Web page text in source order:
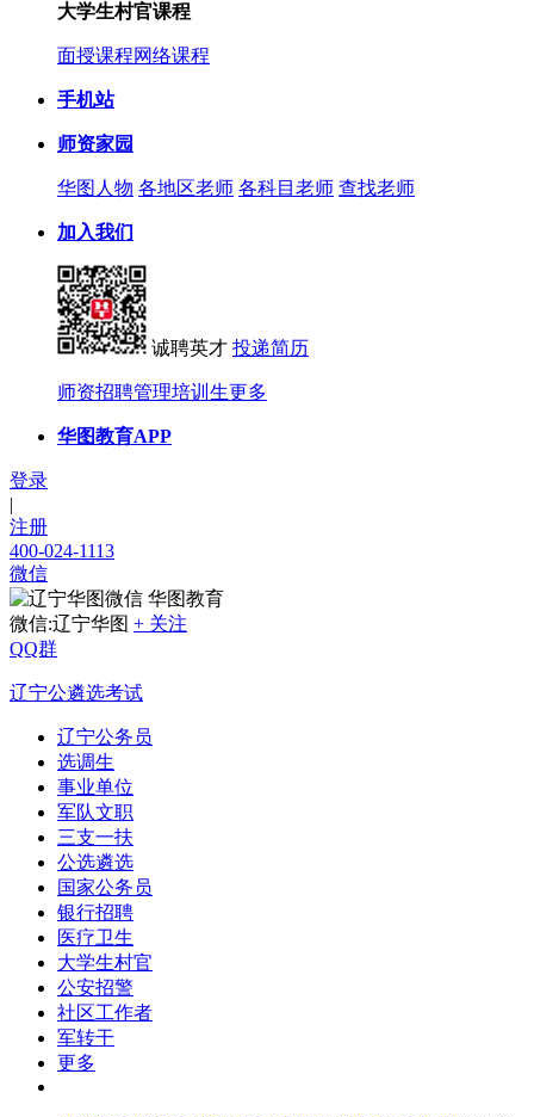
大学生村官课程
面授课程网络课程
手机站
师资家园
华图人物 各地区老师 各科目老师 查找老师
加入我们
诚聘英才 投递简历
师资招聘管理培训生更多
华图教育APP
登录
|
注册
400-024-1113
微信
华图教育
微信:辽宁华图 + 关注
QQ群
辽宁公遴选考试
辽宁公务员
选调生
事业单位
军队文职
三支一扶
公选遴选
国家公务员
银行招聘
医疗卫生
大学生村官
公安招警
社区工作者
军转干
更多